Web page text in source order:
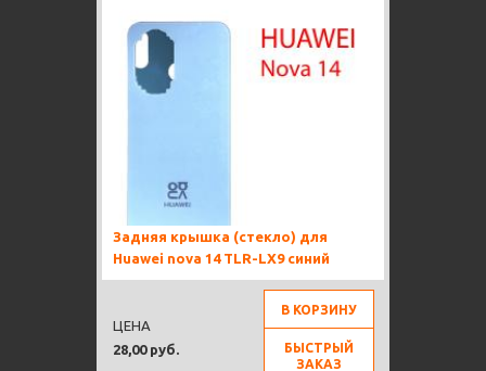
Задняя крышка (стекло) для
Huawei nova 14 TLR-LX9 синий
28,00 руб.
ЦЕНА
В КОРЗИНУ
БЫСТРЫЙ
ЗАКАЗ